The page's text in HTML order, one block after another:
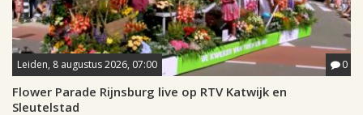
Leiden, 8 augustus 2026, 07:00 0
Flower Parade Rijnsburg live op RTV Katwijk en
Sleutelstad